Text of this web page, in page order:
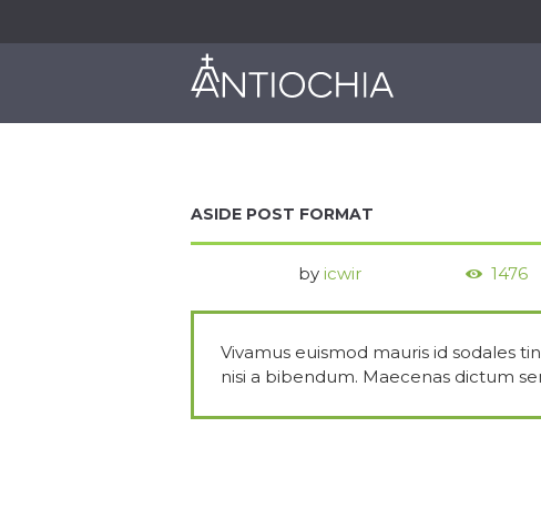
O NAS JAK DZIAŁAMY
ASIDE POST FORMAT
by icwir 1476
Vivamus euismod mauris id sodales
nisi a bibendum. Maecenas dictum